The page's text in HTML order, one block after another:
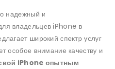
надежный и
владельцев iPhone в
широкий спектр услуг
особое внимание качеству и
iPhone опытным